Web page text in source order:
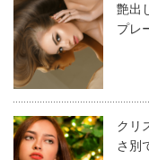
エヌドットは“ナプ
ンドです。ブランド
の“N”の意味が込め
ら同時にカラー剤で
たがって、エヌドッ
ことと髪の美しさを
い味方となります。
艶出
プレ
クリ
さ別